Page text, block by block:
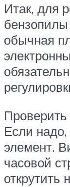
Итак, для
обычная
Если
элемент.
часовой
открутить